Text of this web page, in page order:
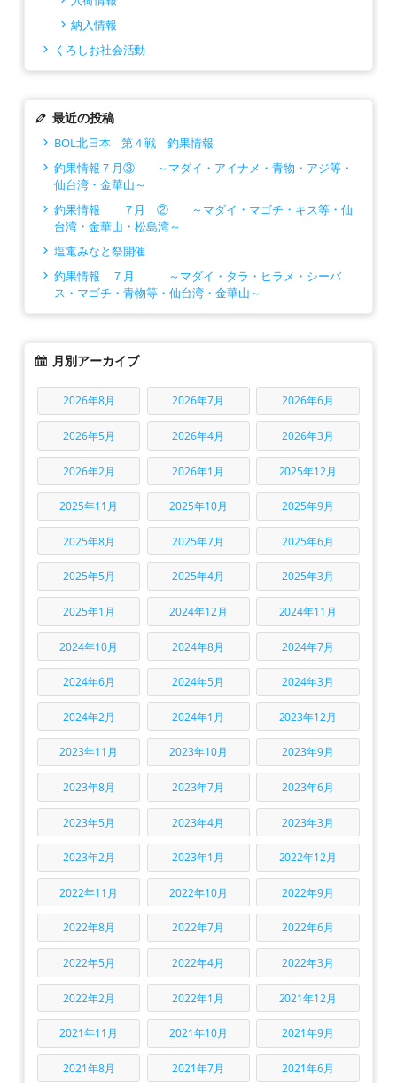
納入情報
くろしお社会活動
最近の投稿
BOL北日本 第４戦 釣果情報
釣果情報７月③ ～マダイ・アイナメ・青物・アジ等・
仙台湾・金華山～
釣果情報 ７月 ② ～マダイ・マゴチ・キス等・仙
台湾・金華山・松島湾～
塩竃みなと祭開催
釣果情報 ７月 ～マダイ・タラ・ヒラメ・シーバ
ス・マゴチ・青物等・仙台湾・金華山～
月別アーカイブ
2026年8月 2026年7月 2026年6月
2026年5月 2026年4月 2026年3月
2026年2月 2026年1月 2025年12月
2025年11月 2025年10月 2025年9月
2025年8月 2025年7月 2025年6月
2025年5月 2025年4月 2025年3月
2025年1月 2024年12月 2024年11月
2024年10月 2024年8月 2024年7月
2024年6月 2024年5月 2024年3月
2024年2月 2024年1月 2023年12月
2023年11月 2023年10月 2023年9月
2023年8月 2023年7月 2023年6月
2023年5月 2023年4月 2023年3月
2023年2月 2023年1月 2022年12月
2022年11月 2022年10月 2022年9月
2022年8月 2022年7月 2022年6月
2022年5月 2022年4月 2022年3月
2022年2月 2022年1月 2021年12月
2021年11月 2021年10月 2021年9月
2021年8月 2021年7月 2021年6月